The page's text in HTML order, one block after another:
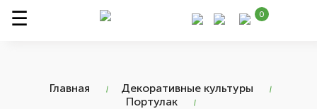
0
Главная
Декоративные культуры
Портулак